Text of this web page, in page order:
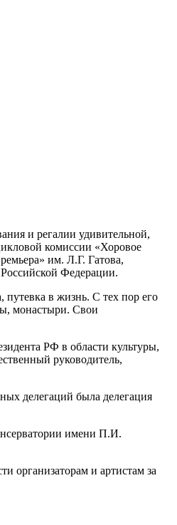
и регалии удивительной,
комиссии «Хоровое
им. Л.Г. Гатова,
Федерации.
путевка в жизнь. С тех пор его
монастыри. Свои
РФ в области культуры,
руководитель,
делегаций была делегация
имени П.И.
организаторам и артистам за